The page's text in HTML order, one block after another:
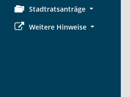
Stadtratsanträge
Weitere Hinweise